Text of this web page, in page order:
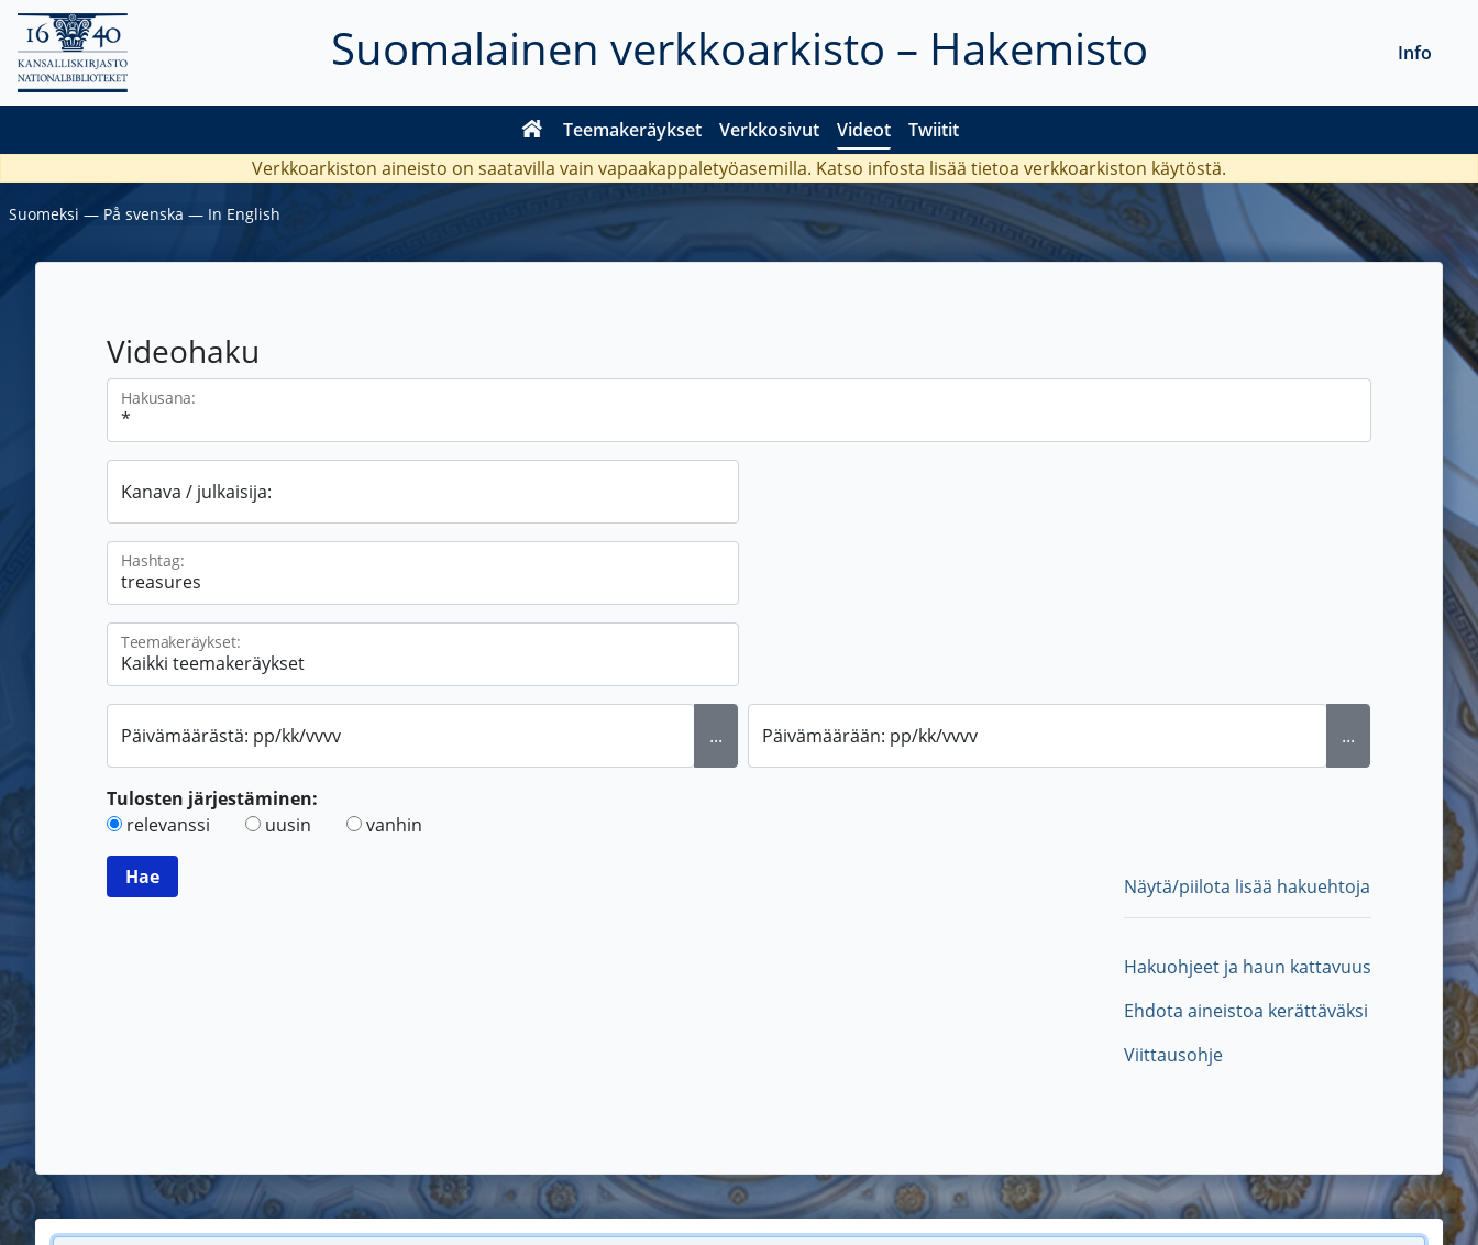
Suomalainen verkkoarkisto – Hakemisto
Teemakeräykset Verkkosivut Videot Twiitit
Info
Verkkoarkiston aineisto on saatavilla vain vapaakappaletyöasemilla. Katso infosta lisää tietoa verkkoarkiston käytöstä.
Suomeksi ― På svenska ― In English
Videohaku
Hakusana:
Kanava / julkaisija:
Hashtag:
Teemakeräykset:
Päivämäärästä: pp/kk/vvvv ... Päivämäärään: pp/kk/vvvv ...
Tulosten järjestäminen:
relevanssi
uusin vanhin
Näytä/piilota lisää hakuehtoja
Hakuohjeet ja haun kattavuus
Ehdota aineistoa kerättäväksi
Viittausohje